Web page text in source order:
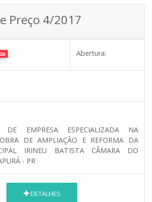
Preço 4/2017
Abertura:
DE EMPRESA ESPECIALIZADA NA
DE AMPLIAÇÃO E REFORMA DA
IRINEU BATISTA CÂMARA DO
- PR
DETALHES